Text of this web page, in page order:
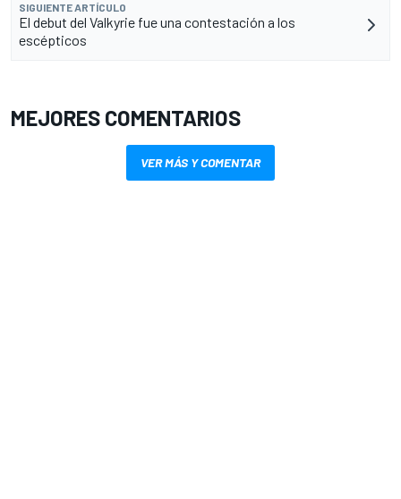
SIGUIENTE ARTÍCULO
El debut del Valkyrie fue una contestación a los
escépticos
MEJORES COMENTARIOS
VER MÁS Y COMENTAR